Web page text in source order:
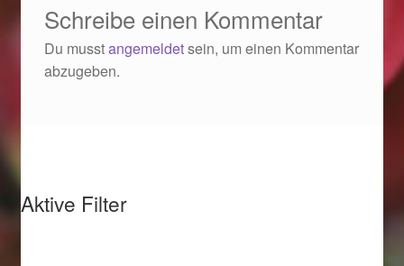
Weihnachtsangebote 2020
Woocommerce Predictive Search
Schreibe einen Kommentar
Du musstangemeldetsein, um einen Kommentar
abzugeben.
Aktive Filter